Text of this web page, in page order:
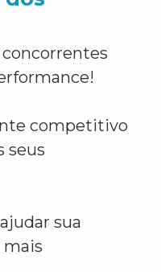
concorrentes
competitivo
seus
sua